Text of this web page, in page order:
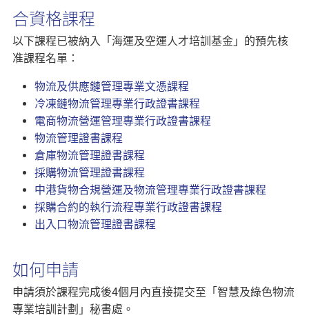
合資格課程
以下課程已被納入「海運及空運人才培訓基金」的預先核
准課程名單：
物流及供應鏈管理專業文憑課程
冷凍鏈物流管理專業行政證書課程
電商物流營運管理專業行政證書課程
物流管理證書課程
倉庫物流管理證書課程
採購物流管理證書課程
中港貨物合規營運及物流管理專業行政證書課程
採購合約的執行流程專業行政證書課程
出入口物流管理證書課程
如何申請
申請須於課程完成後4個月內直接提交至「智慧及綠色物流
專業培訓計劃」秘書處。